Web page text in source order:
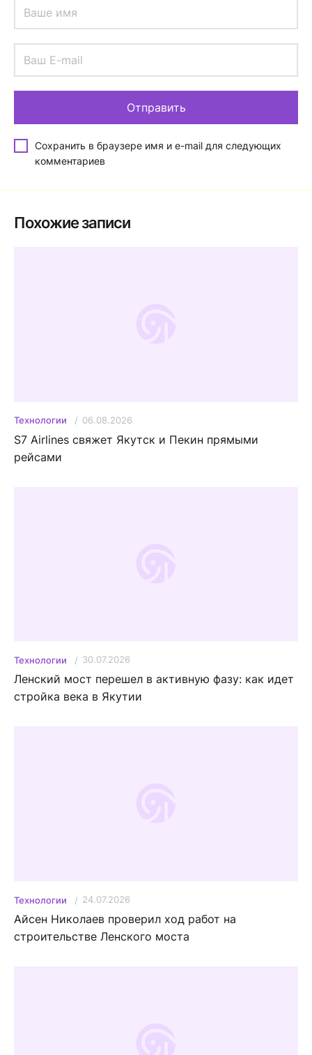
Сохранить в браузере имя и e-mail для следующих
комментариев
Похожие записи
Технологии 06.08.2026
S7 Airlines свяжет Якутск и Пекин прямыми
рейсами
Технологии 30.07.2026
Ленский мост перешел в активную фазу: как идет
стройка века в Якутии
Технологии 24.07.2026
Айсен Николаев проверил ход работ на
строительстве Ленского моста